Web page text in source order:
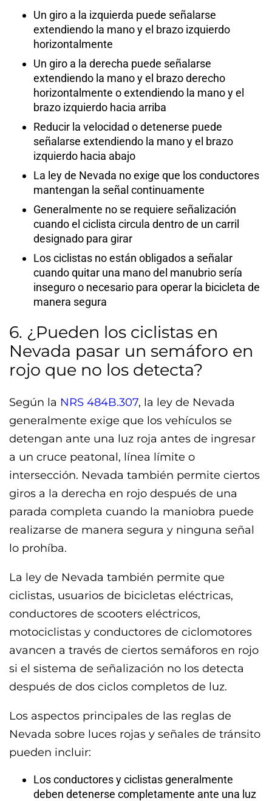
Un giro a la izquierda puede señalarse
extendiendo la mano y el brazo izquierdo
horizontalmente
Un giro a la derecha puede señalarse
extendiendo la mano y el brazo derecho
horizontalmente o extendiendo la mano y el
brazo izquierdo hacia arriba
Reducir la velocidad o detenerse puede
señalarse extendiendo la mano y el brazo
izquierdo hacia abajo
La ley de Nevada no exige que los conductores
mantengan la señal continuamente
Generalmente no se requiere señalización
cuando el ciclista circula dentro de un carril
designado para girar
Los ciclistas no están obligados a señalar
cuando quitar una mano del manubrio sería
inseguro o necesario para operar la bicicleta de
manera segura
6. ¿Pueden los ciclistas en
Nevada pasar un semáforo en
rojo que no los detecta?
Según la NRS 484B.307, la ley de Nevada
generalmente exige que los vehículos se
detengan ante una luz roja antes de ingresar
a un cruce peatonal, línea límite o
intersección. Nevada también permite ciertos
giros a la derecha en rojo después de una
parada completa cuando la maniobra puede
realizarse de manera segura y ninguna señal
lo prohíba.
La ley de Nevada también permite que
ciclistas, usuarios de bicicletas eléctricas,
conductores de scooters eléctricos,
motociclistas y conductores de ciclomotores
avancen a través de ciertos semáforos en rojo
si el sistema de señalización no los detecta
después de dos ciclos completos de luz.
Los aspectos principales de las reglas de
Nevada sobre luces rojas y señales de tránsito
pueden incluir:
Los conductores y ciclistas generalmente
deben detenerse completamente ante una luz